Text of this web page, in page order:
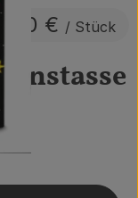
€ / Stück